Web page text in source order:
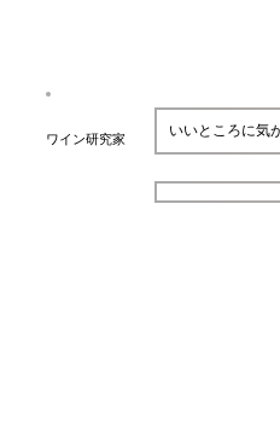
ワイン研究家 いいところに気